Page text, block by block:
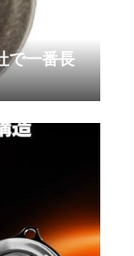
で一番長